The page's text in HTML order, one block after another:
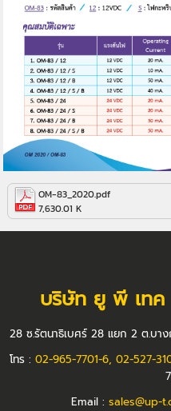
OM-83_2020.pdf
7,630.01 K
บริษัท ยู พี เทค
28 ซ.รัตนาธิเบศร์ 28 แยก 2 ต.บา
โทร : 02-965-7701-6, 02-527-
Email : sales@up-